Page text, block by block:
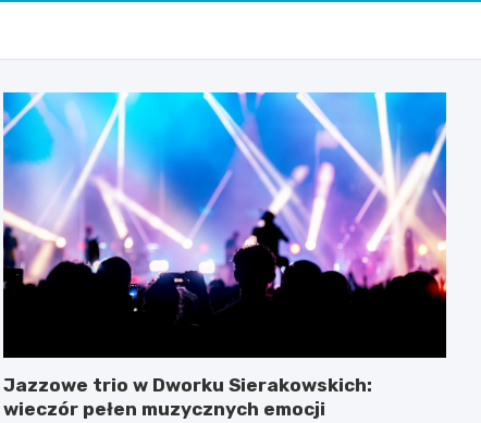
Jazzowe trio w Dworku Sierakowskich:
wieczór pełen muzycznych emocji